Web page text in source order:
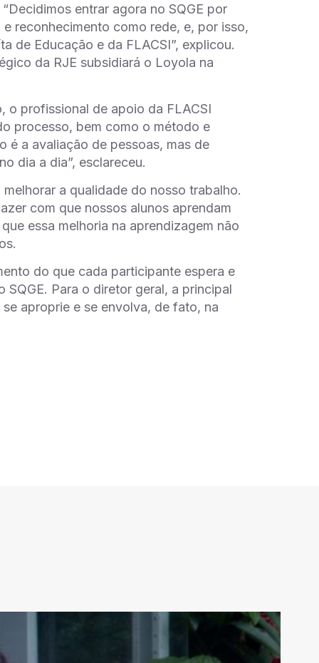
entrar agora no SQGE por
reconhecimento como rede, e, por isso,
de Educação e da FLACSI”, explicou.
da RJE subsidiará o Loyola na
o profissional de apoio da FLACSI
processo, bem como o método e
é a avaliação de pessoas, mas de
dia a dia”, esclareceu.
a qualidade do nosso trabalho.
com que nossos alunos aprendam
essa melhoria na aprendizagem não
do que cada participante espera e
Para o diretor geral, a principal
aproprie e se envolva, de fato, na